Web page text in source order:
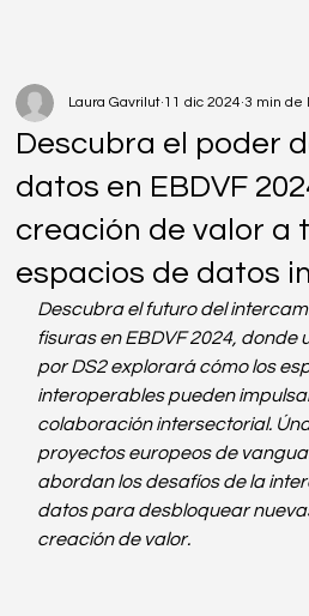
Descubra el poder
datos en EBDVF
creación de valor a
espacios de datos
Laura Gavrilut 11 dic 2024 3 min de
Descubra el futuro del
fisuras en EBDVF 2024, donde
por DS2 explorará cómo los
interoperables pueden
colaboración intersectorial.
proyectos europeos de
abordan los desafíos de la
datos para desbloquear
creación de valor.